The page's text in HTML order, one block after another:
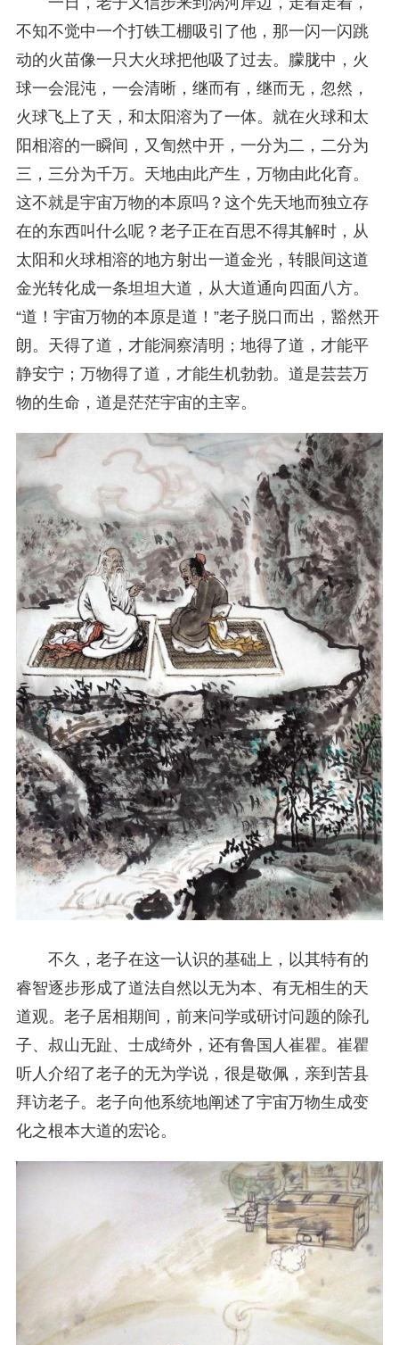
不知不觉中一个打铁工棚吸引了他，那一闪一闪跳
动的火苗像一只大火球把他吸了过去。朦胧中，火
球一会混沌，一会清晰，继而有，继而无，忽然，
火球飞上了天，和太阳溶为了一体。就在火球和太
阳相溶的一瞬间，又訇然中开，一分为二，二分为
三，三分为千万。天地由此产生，万物由此化育。
这不就是宇宙万物的本原吗？这个先天地而独立存
在的东西叫什么呢？老子正在百思不得其解时，从
太阳和火球相溶的地方射出一道金光，转眼间这道
金光转化成一条坦坦大道，从大道通向四面八方。
“道！宇宙万物的本原是道！”老子脱口而出，豁然开
朗。天得了道，才能洞察清明；地得了道，才能平
静安宁；万物得了道，才能生机勃勃。道是芸芸万
物的生命，道是茫茫宇宙的主宰。
不久，老子在这一认识的基础上，以其特有的
睿智逐步形成了道法自然以无为本、有无相生的天
道观。老子居相期间，前来问学或研讨问题的除孔
子、叔山无趾、士成绮外，还有鲁国人崔瞿。崔瞿
听人介绍了老子的无为学说，很是敬佩，亲到苦县
拜访老子。老子向他系统地阐述了宇宙万物生成变
化之根本大道的宏论。